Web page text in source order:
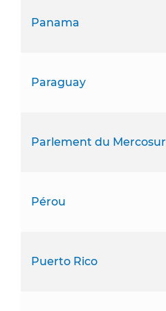
Panama
Paraguay
Parlement du Mercosur
Pérou
Puerto Rico